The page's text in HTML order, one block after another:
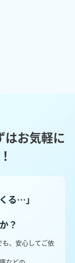
はお気軽に
る…」
？
、安心してご依